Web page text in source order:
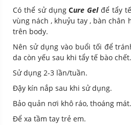
Có thể sử dụngCure Gelđể tẩy
vùng nách , khuỷu tay , bàn chân
trên body.
Nên sử dụng vào buổi tối để
da còn yếu sau khi tẩy tế bào chết.
Sử dụng 2-3 lần/tuần.
Đậy kín nắp sau khi sử dụng.
Bảo quản nơi khô ráo, thoáng mát.
Để xa tầm tay trẻ em.